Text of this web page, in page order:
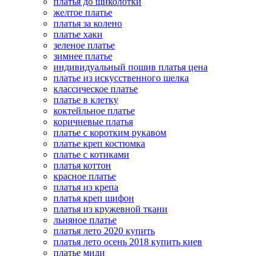
желтое платье
платья за колено
платье хаки
зеленое платье
зимнее платье
индивидуальный пошив платья цена
платье из искусственного шелка
классическое платье
платье в клетку
коктейльное платье
коричневые платья
платье с коротким рукавом
платье креп костюмка
платье с котиками
платья коттон
красное платье
платья из крепа
платья креп шифон
платья из кружевной ткани
льняное платье
платья лето 2020 купить
платья лето осень 2018 купить киев
платье миди